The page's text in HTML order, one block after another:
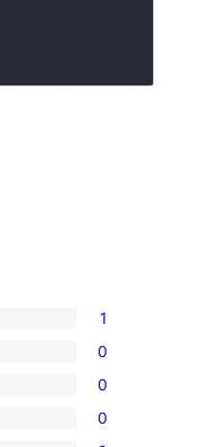
1
0
0
0